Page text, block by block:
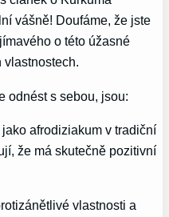
vášně! Doufáme, že jste
o této úžasné
odnést s sebou, jsou:
afrodiziakum v tradiční
že má skutečně pozitivní
vlastnosti a